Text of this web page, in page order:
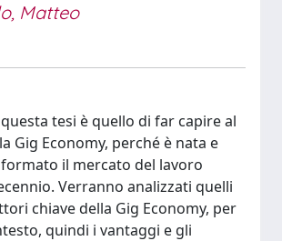
Matteo
tesi è quello di far capire al
Gig Economy, perché è nata e
il mercato del lavoro
Verranno analizzati quelli
chiave della Gig Economy, per
quindi i vantaggi e gli